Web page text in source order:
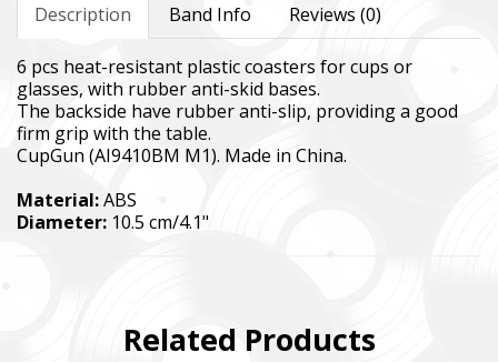
Description
Band Info Reviews (0)
6 pcs heat-resistant plastic coasters for cups or
glasses, with rubber anti-skid bases.
The backside have rubber anti-slip, providing a good
firm grip with the table.
CupGun (AI9410BM M1). Made in China.
Material:ABS
Diameter: 10.5 cm/4.1"
Related Products
Ми допомагаємо бойовим підрозділам (ЗСУ, НГУ,
ДПСУ, ТрО) відповідно до пріоритетності та наших
можливостей. Пріоритет ми віддаємо тим
формуванням, хто вже виконує бойові завдання у
гарячих точках.
We help combat units (ZSU, NMU, SBGS, Territorial
Defense Forces) in accordance with our priorities and
capabilities. We give priority to those formations that are
already performing combat missions in hotspots.
бійців загиблих.